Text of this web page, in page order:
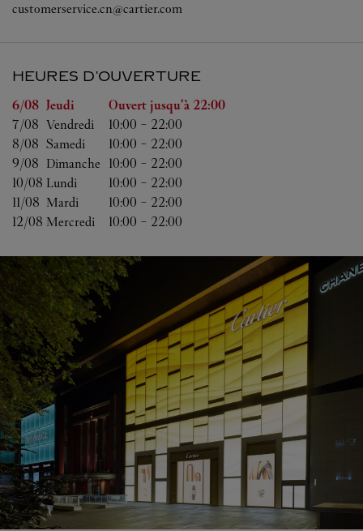
customerservice.cn@cartier.com
HEURES D'OUVERTURE
Jour de la semaine Heures d'ouverture
6/08 Jeudi Ouvert jusqu'à 22:00
7/08 Vendredi 10:00 - 22:00
8/08 Samedi 10:00 - 22:00
9/08 Dimanche 10:00 - 22:00
10/08 Lundi 10:00 - 22:00
11/08 Mardi 10:00 - 22:00
12/08 Mercredi 10:00 - 22:00